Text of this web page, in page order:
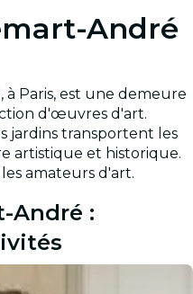
André
Paris, est une demeure
d'œuvres d'art.
jardins transportent les
artistique et historique.
amateurs d'art.
André :